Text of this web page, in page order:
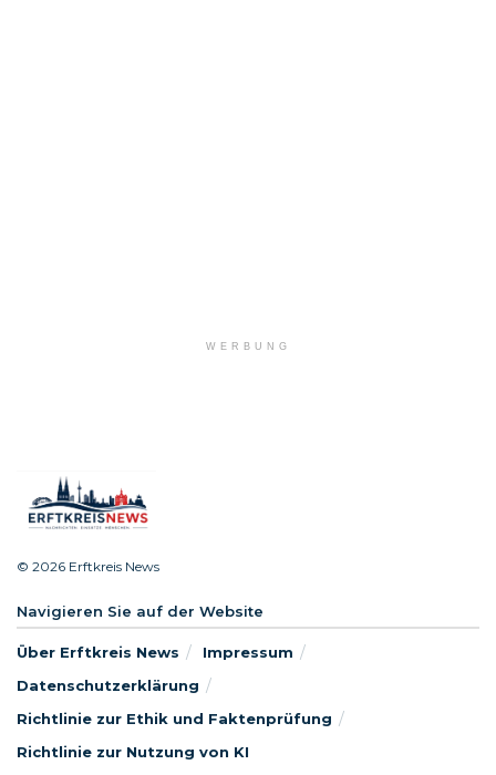
WERBUNG
© 2026 Erftkreis News
Navigieren Sie auf der Website
Über Erftkreis News
Impressum
Datenschutzerklärung
Richtlinie zur Ethik und Faktenprüfung
Richtlinie zur Nutzung von KI